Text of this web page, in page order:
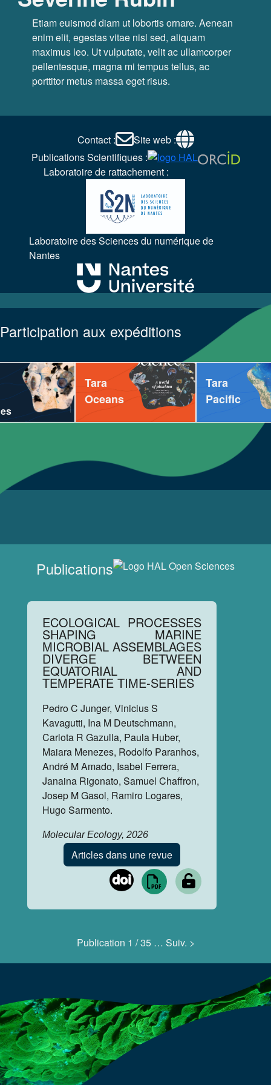
Etiam euismod diam ut lobortis ornare. Aenean
enim elit, egestas vitae nisl sed, aliquam
maximus leo. Ut vulputate, velit ac ullamcorper
pellentesque, magna mi tempus tellus, ac
porttitor metus massa eget risus.
Contact :
Site web :
Publications Scientifiques :
Laboratoire de rattachement :
Laboratoire des Sciences du numérique de
Nantes
Participation aux expéditions
Tara
Oceans
Tara
Pacific
Publications
ECOLOGICAL PROCESSES
SHAPING MARINE
MICROBIAL ASSEMBLAGES
DIVERGE BETWEEN
EQUATORIAL AND
TEMPERATE TIME‐SERIES
Pedro C Junger, Vinicius S
Kavagutti, Ina M Deutschmann,
Carlota R Gazulla, Paula Huber,
Maiara Menezes, Rodolfo Paranhos,
André M Amado, Isabel Ferrera,
Janaina Rigonato, Samuel Chaffron,
Josep M Gasol, Ramiro Logares,
Hugo Sarmento.
Molecular Ecology, 2026
Articles dans une revue
doi
Publication 1 / 35 … Suiv. >